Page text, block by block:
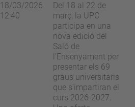
18/03/2026
12:40
Del 18 al 22 de
març, la UPC
participa en una
nova edició del
Saló de
l’Ensenyament per
presentar els 69
graus universitaris
que s’impartiran el
curs 2026-2027.